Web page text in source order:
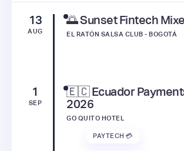
13
AUG
🌅 Sunset Fintech
EL RATÓN SALSA CLUB - BOGOTÁ
1
SEP
🇪🇨 Ecuador
2026
GO QUITO HOTEL
PAYTECH 💳